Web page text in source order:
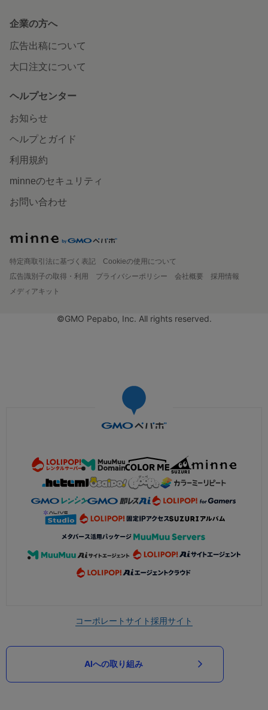
企業の方へ
広告出稿について
大口注文について
ヘルプセンター
お知らせ
ヘルプとガイド
利用規約
minneのセキュリティ
お問い合わせ
特定商取引法に基づく表記
Cookieの使用について
広告識別子の取得・利用
プライバシーポリシー 会社概要
採用情報
メディアキット
©GMO Pepabo, Inc. All rights reserved.
コーポレートサイト採用サイト
AIへの取り組み